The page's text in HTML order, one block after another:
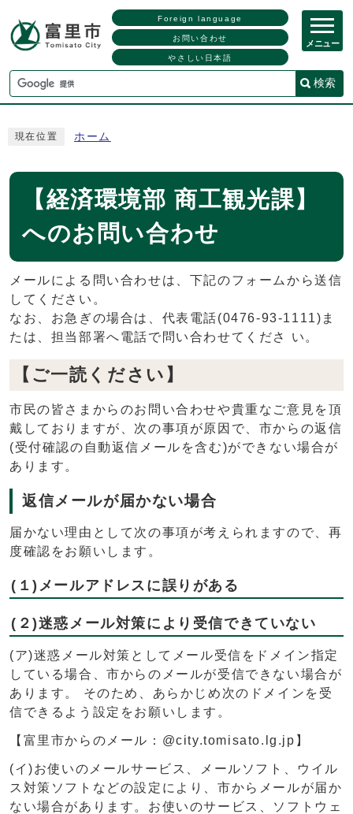
Foreign language
お問い合わせ
やさしい日本語
検索
メニュー
現在位置 ホーム
【経済環境部 商工観光課】
へのお問い合わせ
メールによる問い合わせは、下記のフォームから送信
してください。
なお、お急ぎの場合は、代表電話(0476-93-1111)ま
たは、担当部署へ電話で問い合わせてくださ い。
【ご一読ください】
市民の皆さまからのお問い合わせや貴重なご意見を頂
戴しておりますが、次の事項が原因で、市からの返信
(受付確認の自動返信メールを含む)ができない場合が
あります。
返信メールが届かない場合
届かない理由として次の事項が考えられますので、再
度確認をお願いします。
(１)メールアドレスに誤りがある
(２)迷惑メール対策により受信できていない
(ア)迷惑メール対策としてメール受信をドメイン指定
している場合、市からのメールが受信できない場合が
あります。 そのため、あらかじめ次のドメインを受
信できるよう設定をお願いします。
【富里市からのメール：@city.tomisato.lg.jp】
(イ)お使いのメールサービス、メールソフト、ウイル
ス対策ソフトなどの設定により、市からメールが届か
ない場合があります。お使いのサービス、ソフトウェ